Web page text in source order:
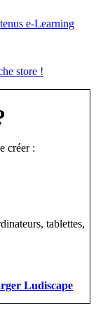
e-Learning
store !
créer :
tablettes,
Ludiscape